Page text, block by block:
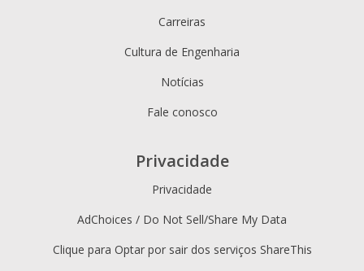
Carreiras
Cultura de Engenharia
Notícias
Fale conosco
Privacidade
Privacidade
AdChoices / Do Not Sell/Share My Data
Clique para Optar por sair dos serviços ShareThis